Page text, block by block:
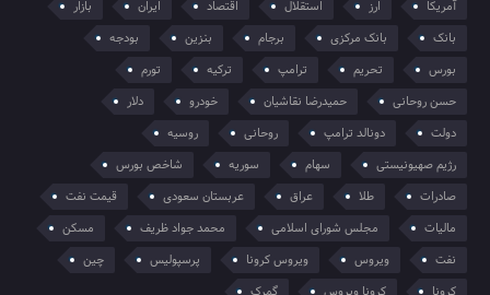
آمریکا ارز استقلال اقتصاد ایران
بازار
بانک
بانک مرکزی برجام بنزین
بودجه
بورس
تحریم ترامپ ترکیه
تورم
حسن روحانی
حمیدرضا نقاشیان خودرو
دلار
دولت
دونالد ترامپ روحانی
روسیه
رژیم صهیونیستی
سهام سوریه
شاخص بورس
صادرات
طلا عراق عربستان سعودی
قیمت نفت
مالیات
مجلس شورای اسلامی محمد جواد ظریف
مسکن
نفت
ویروس ویروس کرونا پرسپولیس
چین